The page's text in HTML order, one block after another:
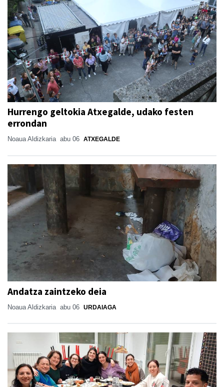
Hurrengo geltokia Atxegalde, udako festen
errondan
Noaua Aldizkaria abu 06 ATXEGALDE
Andatza zaintzeko deia
Noaua Aldizkaria abu 06 URDAIAGA